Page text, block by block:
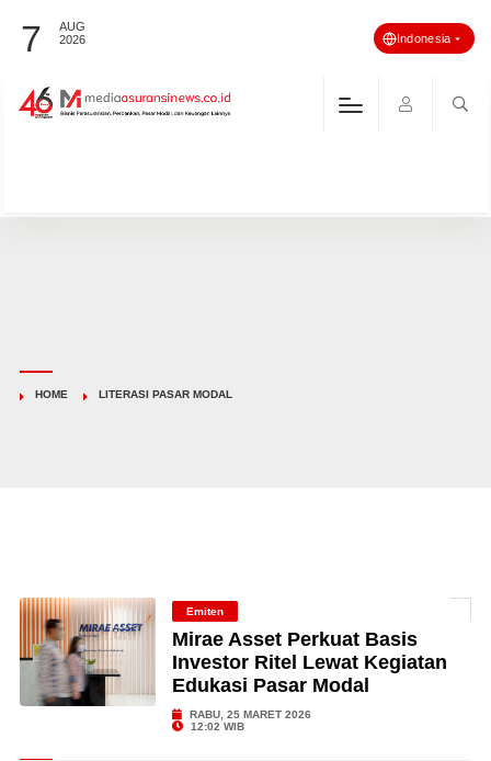
7
AUG
2026
Indonesia
HOME LITERASI PASAR MODAL
Emiten
Mirae Asset Perkuat Basis
Investor Ritel Lewat Kegiatan
Edukasi Pasar Modal
RABU, 25 MARET 2026
12:02 WIB